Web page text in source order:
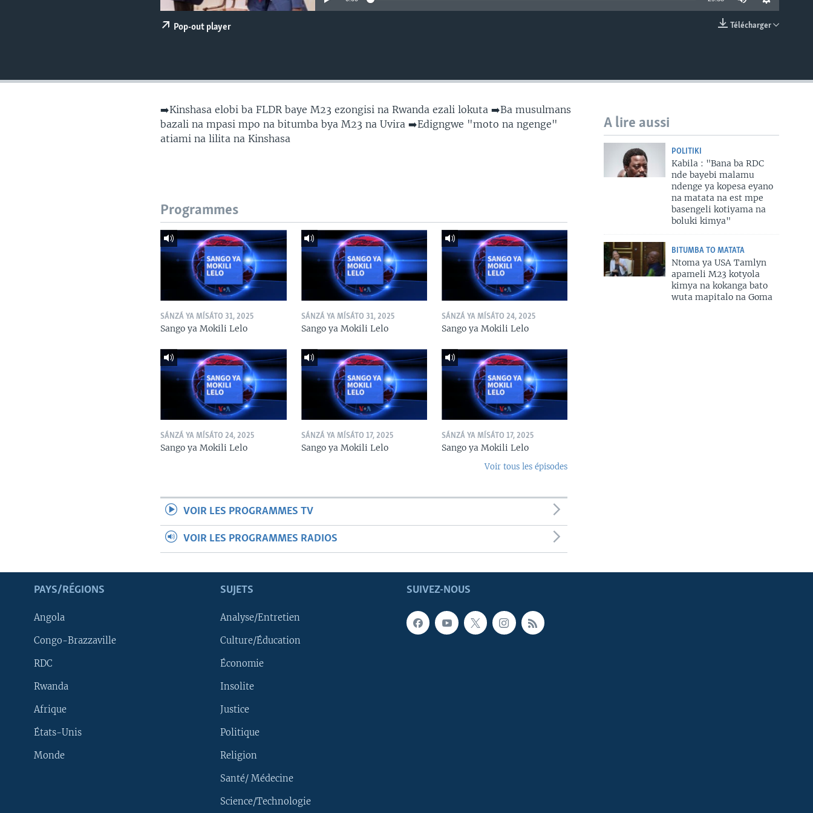
Télécharger
Pop-out player
➡️Kinshasa elobi ba FLDR baye M23 ezongisi na Rwanda ezali lokuta ➡️Ba musulmans
bazali na mpasi mpo na bitumba bya M23 na Uvira ➡️Edigngwe "moto na ngenge"
atiami na lilita na Kinshasa
A lire aussi
POLITIKI
Kabila : "Bana ba RDC
nde bayebi malamu
ndenge ya kopesa eyano
na matata na est mpe
basengeli kotiyama na
boluki kimya"
BITUMBA TO MATATA
Ntoma ya USA Tamlyn
apameli M23 kotyola
kimya na kokanga bato
wuta mapitalo na Goma
Programmes
SÁNZÁ YA MÍSÁTO 31, 2025
Sango ya Mokili Lelo
SÁNZÁ YA MÍSÁTO 31, 2025
Sango ya Mokili Lelo
SÁNZÁ YA MÍSÁTO 24, 2025
Sango ya Mokili Lelo
SÁNZÁ YA MÍSÁTO 24, 2025
Sango ya Mokili Lelo
SÁNZÁ YA MÍSÁTO 17, 2025
Sango ya Mokili Lelo
SÁNZÁ YA MÍSÁTO 17, 2025
Sango ya Mokili Lelo
Voir tous les épisodes
VOIR LES PROGRAMMES TV
VOIR LES PROGRAMMES RADIOS
SUIVEZ-NOUS
PAYS/RÉGIONS
Angola
Congo-Brazzaville
RDC
Rwanda
Afrique
États-Unis
Monde
SUJETS
Analyse/Entretien
Culture/Éducation
Économie
Insolite
Justice
Politique
Religion
Santé/ Médecine
Science/Technologie